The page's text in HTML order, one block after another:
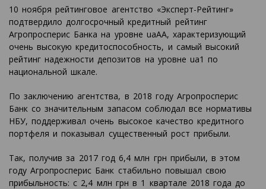
10 ноября рейтинговое агентство «Эксперт-Рейтинг»
подтвердило долгосрочный кредитный рейтинг
Агропросперис Банка на уровне uaAA, характеризующий
очень высокую кредитоспособность, и самый высокий
рейтинг надежности депозитов на уровне ua1 по
национальной шкале.
По заключению агентства, в 2018 году Агропросперис
Банк со значительным запасом соблюдал все нормативы
НБУ, поддерживал очень высокое качество кредитного
портфеля и показывал существенный рост прибыли.
Так, получив за 2017 год 6,4 млн грн прибыли, в этом
году Агропросперис Банк стабильно повышал свою
прибыльность: с 2,4 млн грн в 1 квартале 2018 года до